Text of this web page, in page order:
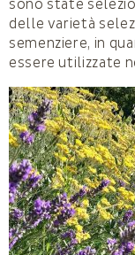
sono state
delle varietà
semenziere, in
essere utilizzate